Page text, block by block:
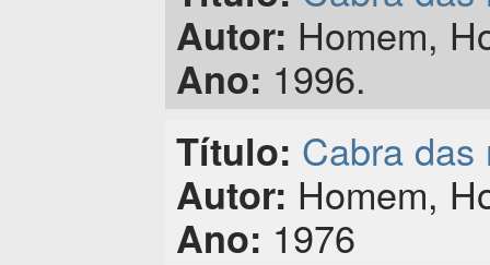
Autor: Homem,
Ano: 1996.
Título: Cabra das
Autor: Homem,
Ano: 1976